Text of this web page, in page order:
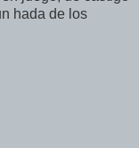
hada de los